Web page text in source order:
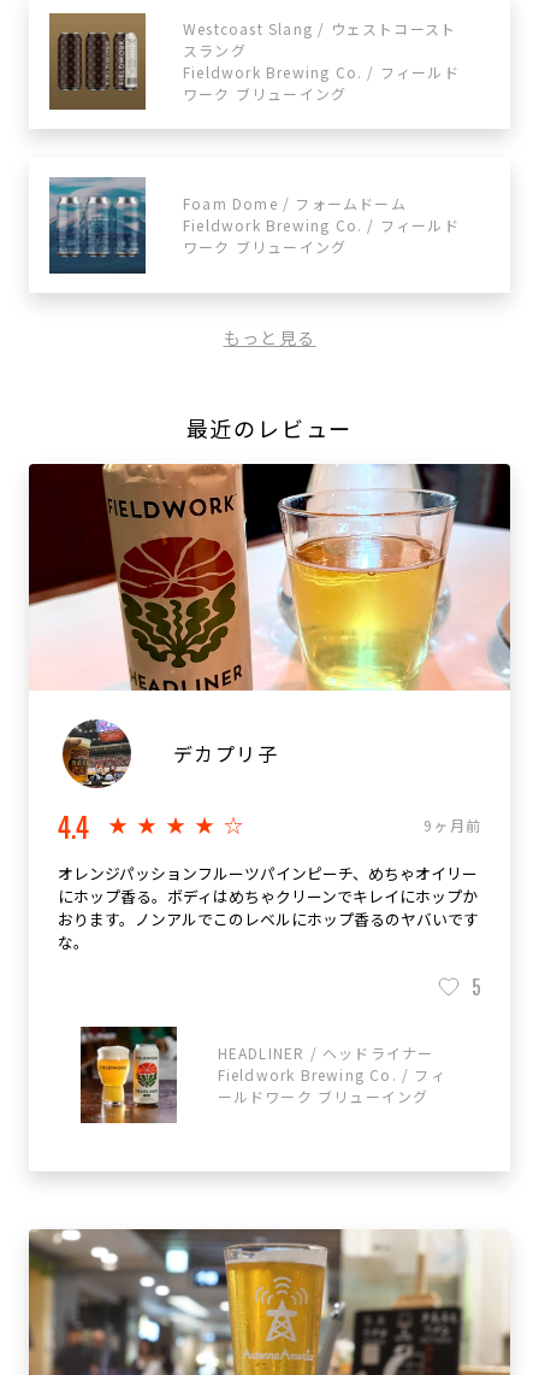
Westcoast Slang / ウェストコースト
スラング
Fieldwork Brewing Co. / フィールド
ワーク ブリューイング
Foam Dome / フォームドーム
Fieldwork Brewing Co. / フィールド
ワーク ブリューイング
もっと見る
最近のレビュー
デカプリ子
4.4 ★★★★☆ 9ヶ月前
オレンジパッションフルーツパインピーチ、めちゃオイリー
にホップ香る。ボディはめちゃクリーンでキレイにホップか
おります。ノンアルでこのレベルにホップ香るのヤバいです
な。
5
HEADLINER / ヘッドライナー
Fieldwork Brewing Co. / フィ
ールドワーク ブリューイング